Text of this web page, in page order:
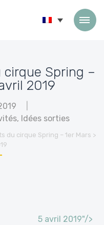
Spring –
2019
, Idées sorties
du cirque Spring – 1er Mars >
5 avril 2019"/>